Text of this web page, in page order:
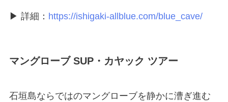
▶ 詳細： https://ishigaki-allblue.com/blue_cave/
マングローブ SUP・カヤック ツアー
石垣島ならではのマングローブを静かに漕ぎ進む